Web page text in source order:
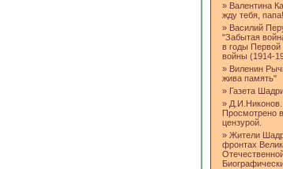
» Валентина
жду тебя,
» Василий
"Забытая
в годы
войны (1914-
» Виленин
жива память"
» Газета
» Д.И.Никонов.
Просмотрено
цензурой.
» Жители
фронтах